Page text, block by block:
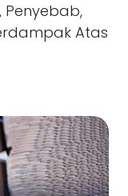
Penyebab,
Atas